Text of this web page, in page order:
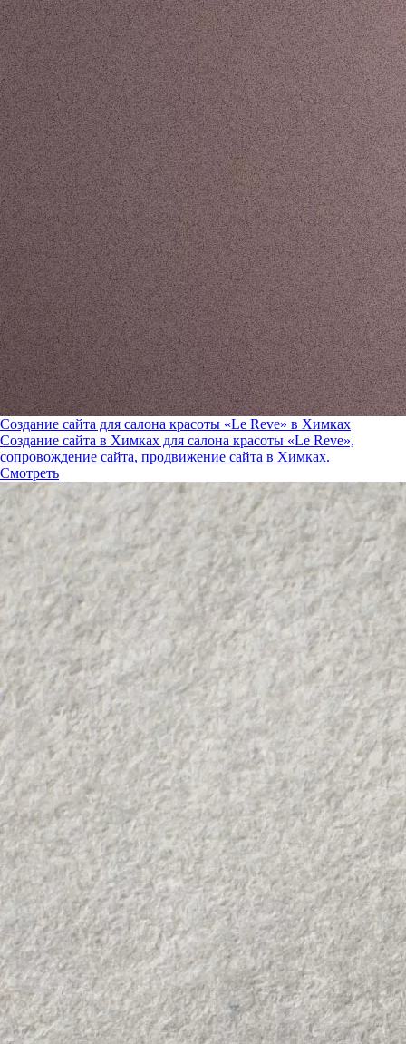
Создание сайта для салона красоты «Le Reve» в Химках
Создание сайта в Химках для салона красоты «Le Reve»,
сопровождение сайта, продвижение сайта в Химках.
Смотреть